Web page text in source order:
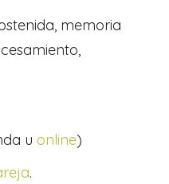
memoria
u online)
.